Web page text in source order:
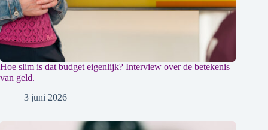
Hoe slim is dat budget eigenlijk? Interview over de betekenis
van geld.
3 juni 2026